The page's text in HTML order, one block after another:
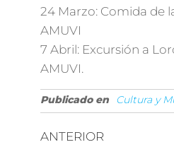
24 Marzo: Comida de
AMUVI
7 Abril: Excursión a
AMUVI.
Publicado en Cultura y
ANTERIOR